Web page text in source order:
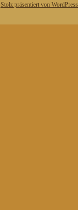
Stolz präsentiert von WordPress